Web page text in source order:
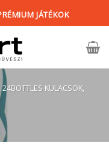
JÁTÉKOK
24BOTTLES KULACSOK,